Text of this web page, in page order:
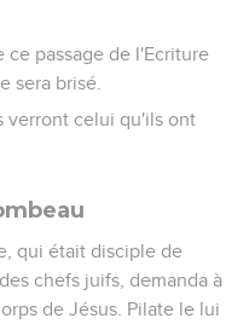
ce passage de l'Ecriture
sera brisé.
verront celui qu'ils ont
qui était disciple de
chefs juifs, demanda à
de Jésus. Pilate le lui